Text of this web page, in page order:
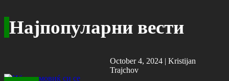
Најпопуларни вести
October 4, 2024 |Kristijan
Trajchov